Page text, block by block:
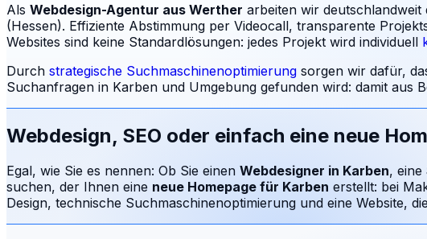
Als Webdesign-Agentur aus Werther arbeiten wir
(Hessen). Effiziente Abstimmung per Videocall, transparente
Websites sind keine Standardlösungen: jedes Projekt wird individuell
Durch strategische Suchmaschinenoptimierung sorgen wir dafür,
Suchanfragen in Karben und Umgebung gefunden wird: damit aus
Webdesign, SEO oder einfach eine neue
Egal, wie Sie es nennen: Ob Sie einen Webdesigner in Karben, eine
suchen, der Ihnen eine neue Homepage für Karben erstellt: bei
Design, technische Suchmaschinenoptimierung und eine Website,